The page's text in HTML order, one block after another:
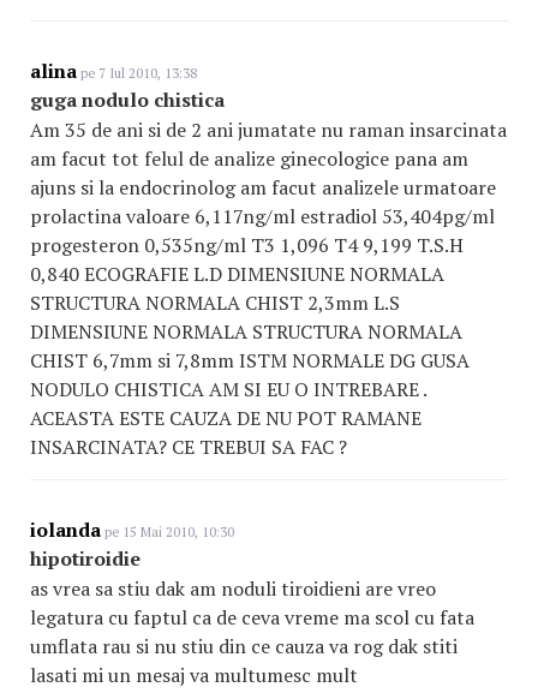
alina pe 7 Iul 2010, 13:38
guga nodulo chistica
Am 35 de ani si de 2 ani jumatate nu raman insarcinata
am facut tot felul de analize ginecologice pana am
ajuns si la endocrinolog am facut analizele urmatoare
prolactina valoare 6,117ng/ml estradiol 53,404pg/ml
progesteron 0,535ng/ml T3 1,096 T4 9,199 T.S.H
0,840 ECOGRAFIE L.D DIMENSIUNE NORMALA
STRUCTURA NORMALA CHIST 2,3mm L.S
DIMENSIUNE NORMALA STRUCTURA NORMALA
CHIST 6,7mm si 7,8mm ISTM NORMALE DG GUSA
NODULO CHISTICA AM SI EU O INTREBARE .
ACEASTA ESTE CAUZA DE NU POT RAMANE
INSARCINATA? CE TREBUI SA FAC ?
iolanda pe 15 Mai 2010, 10:30
hipotiroidie
as vrea sa stiu dak am noduli tiroidieni are vreo
legatura cu faptul ca de ceva vreme ma scol cu fata
umflata rau si nu stiu din ce cauza va rog dak stiti
lasati mi un mesaj va multumesc mult